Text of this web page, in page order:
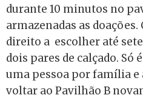
durante 10 minutos no
armazenadas as doações.
direito a escolher até
dois pares de calçado. Só
uma pessoa por família e
voltar ao Pavilhão B